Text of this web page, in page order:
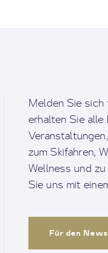
Melden Sie
erhalten Sie alle
zum Skifahren,
Wellness und
Sie uns mit
Für den